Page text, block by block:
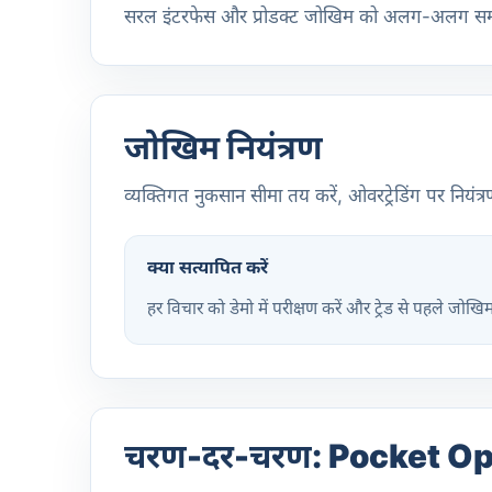
सरल इंटरफेस और प्रोडक्ट जोखिम को अलग-अलग
जोखिम नियंत्रण
व्यक्तिगत नुकसान सीमा तय करें, ओवरट्रेडिंग पर
क्या सत्यापित करें
हर विचार को डेमो में परीक्षण करें और ट्रेड से पहले
चरण-दर-चरण: Pocket